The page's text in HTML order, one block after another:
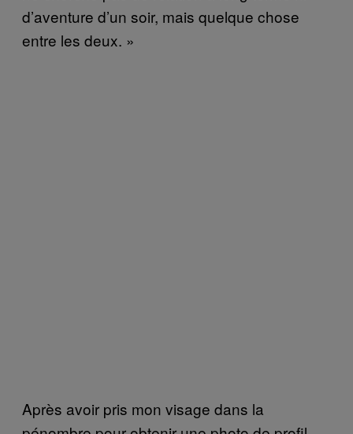
d’aventure d’un soir, mais quelque chose
entre les deux. »
Après avoir pris mon visage dans la